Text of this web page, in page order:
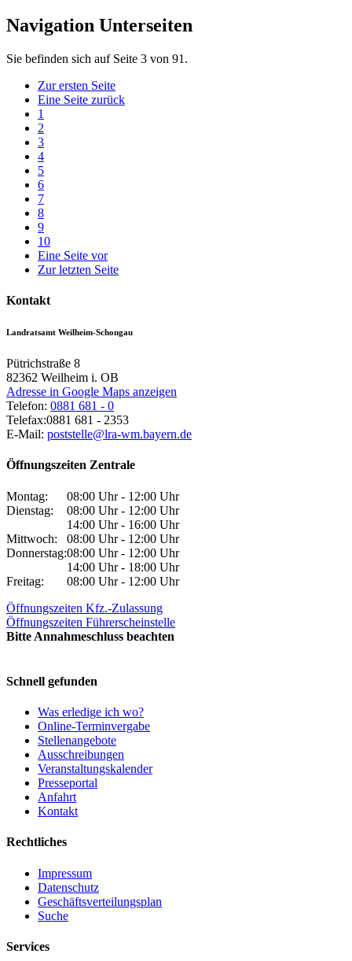
Navigation Unterseiten
Sie befinden sich auf Seite 3 von 91.
Zur ersten Seite
Eine Seite zurück
1
2
3
4
5
6
7
8
9
10
Eine Seite vor
Zur letzten Seite
Kontakt
Landratsamt Weilheim-Schongau
Pütrichstraße 8
82362 Weilheim i. OB
Adresse in Google Maps anzeigen
Telefon: 0881 681 - 0
Telefax:0881 681 - 2353
E-Mail: poststelle@lra-wm.bayern.de
Öffnungszeiten Zentrale
Montag:
08:00 Uhr - 12:00 Uhr
Dienstag:
08:00 Uhr - 12:00 Uhr
14:00 Uhr - 16:00 Uhr
Mittwoch:
08:00 Uhr - 12:00 Uhr
Donnerstag:08:00 Uhr - 12:00 Uhr
14:00 Uhr - 18:00 Uhr
Freitag:
08:00 Uhr - 12:00 Uhr
Öffnungszeiten Kfz.-Zulassung
Öffnungszeiten Führerscheinstelle
Bitte Annahmeschluss beachten
Schnell gefunden
Was erledige ich wo?
Online-Terminvergabe
Stellenangebote
Ausschreibungen
Veranstaltungskalender
Presseportal
Anfahrt
Kontakt
Rechtliches
Impressum
Datenschutz
Geschäftsverteilungsplan
Suche
Services